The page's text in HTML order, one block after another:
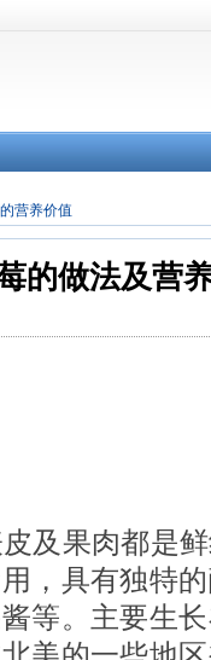
营养价值
的做法及营
及果肉都是
，具有独特
等。主要生